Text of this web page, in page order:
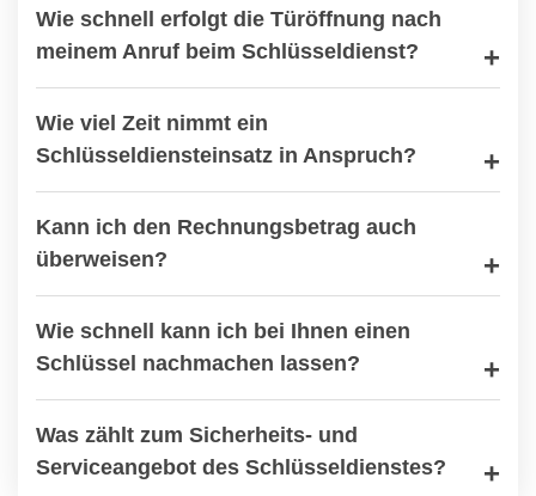
Wie schnell erfolgt die Türöffnung nach
meinem Anruf beim Schlüsseldienst?
Wie viel Zeit nimmt ein
Schlüsseldiensteinsatz in Anspruch?
Kann ich den Rechnungsbetrag auch
überweisen?
Wie schnell kann ich bei Ihnen einen
Schlüssel nachmachen lassen?
Was zählt zum Sicherheits- und
Serviceangebot des Schlüsseldienstes?